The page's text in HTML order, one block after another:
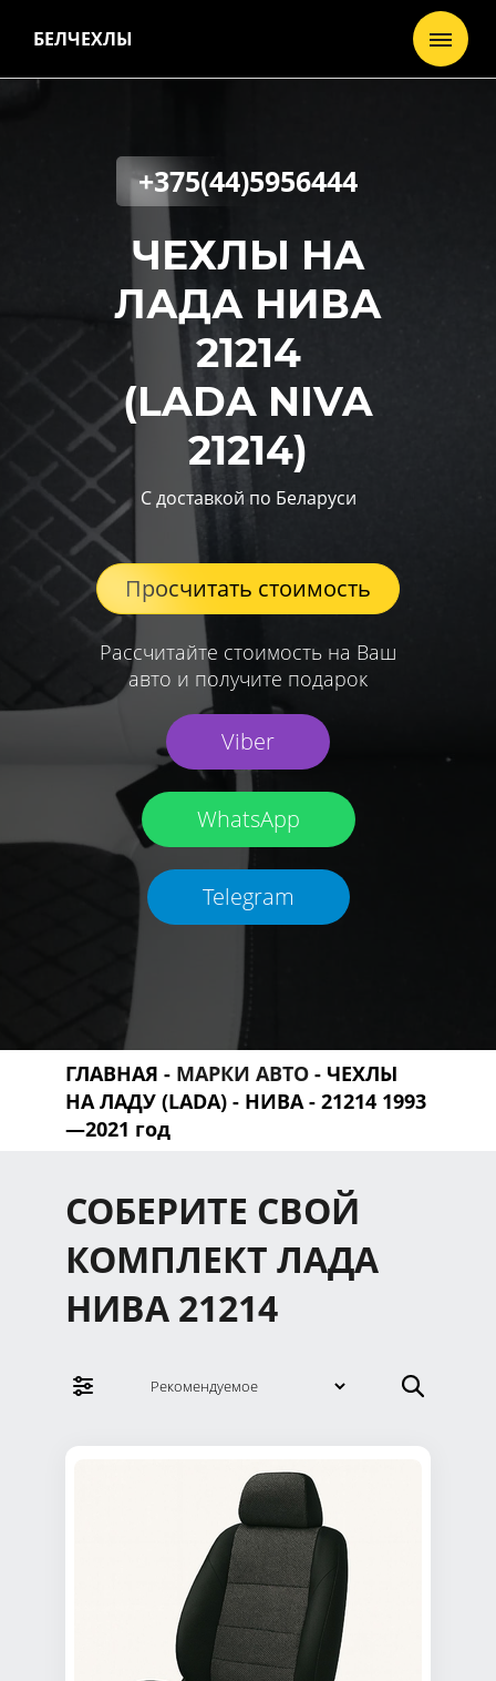
БЕЛЧЕХЛЫ
+375(44)5956444
ЧЕХЛЫ НА
ЛАДА НИВА
21214
(LADA NIVA
21214)
С доставкой по Беларуси
Просчитать стоимость
Рассчитайте стоимость на Ваш
авто и получите подарок
Viber
WhatsApp
Telegram
ГЛАВНАЯ - МАРКИ АВТО - ЧЕХЛЫ
НА ЛАДУ (LADA) - НИВА - 21214 1993
—2021 год
СОБЕРИТЕ СВОЙ
КОМПЛЕКТ ЛАДА
НИВА 21214